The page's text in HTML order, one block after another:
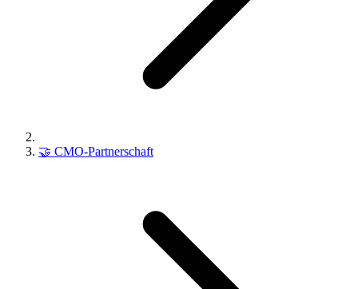
🤝 CMO-Partnerschaft